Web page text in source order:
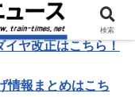
イヤ改正はこちら！
情報まとめはこち
検索